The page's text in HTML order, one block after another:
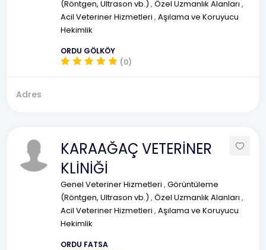
(Röntgen, Ultrason vb.) , Özel Uzmanlık Alanları ,
Acil Veteriner Hizmetleri , Aşılama ve Koruyucu
Hekimlik
ORDU GÖLKÖY
(0)
Adres
KARAAĞAÇ VETERİNER
KLİNİĞİ
Genel Veteriner Hizmetleri , Görüntüleme
(Röntgen, Ultrason vb.) , Özel Uzmanlık Alanları ,
Acil Veteriner Hizmetleri , Aşılama ve Koruyucu
Hekimlik
ORDU FATSA